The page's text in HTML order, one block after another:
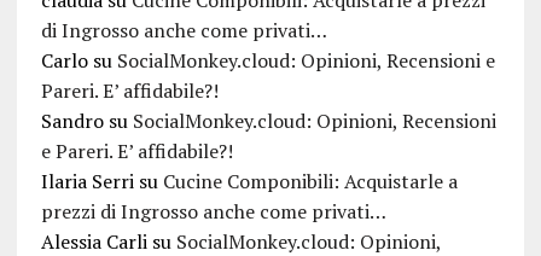
di Ingrosso anche come privati…
Carlosu SocialMonkey.cloud: Opinioni, Recensioni e
Pareri. E’ affidabile?!
Sandrosu SocialMonkey.cloud: Opinioni, Recensioni
e Pareri. E’ affidabile?!
Ilaria Serrisu Cucine Componibili: Acquistarle a
prezzi di Ingrosso anche come privati…
Alessia Carlisu SocialMonkey.cloud: Opinioni,